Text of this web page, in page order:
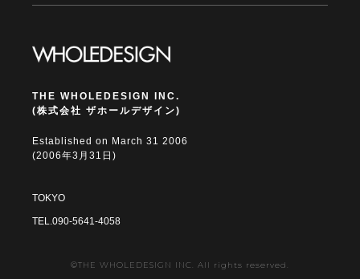
THE WHOLEDESIGN INC.
(株式会社 ザホールデザイン)
Established on March 31 2006
(2006年3月31日)
TOKYO
TEL.090-5641-4058
©THE WHOLEDESIGN INC. All rights reserved.